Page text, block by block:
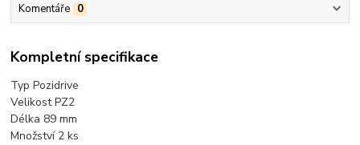
Komentáře 0
Kompletní specifikace
Typ Pozidrive
Velikost PZ2
Délka 89 mm
Množství 2 ks